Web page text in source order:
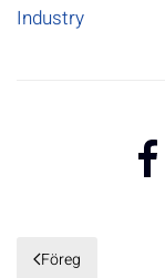
Industry
Föreg